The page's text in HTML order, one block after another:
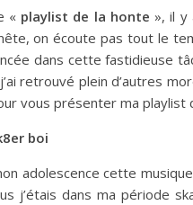
« playlist de la honte », il y
on écoute pas tout le
dans cette fastidieuse
retrouvé plein d’autres
vous présenter ma playlist
boi
adolescence cette
j’étais dans ma période